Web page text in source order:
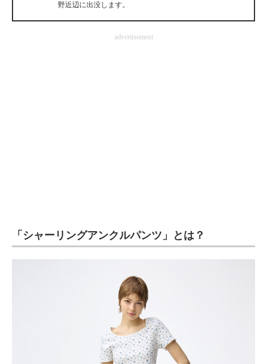
経営リーダーのコミュニティ
エネルギーの専門メディア
建設×テクノロジーの最前線
ちょっと気になるネットの話題
野近辺に出没します。
advertisement
「シャーリングアンクルパンツ」とは？